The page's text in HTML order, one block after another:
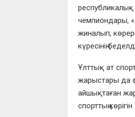
чемпиондары,
жиналып,
күресінің
Ұлттық ат
жарыстары да
айшықтаған
спорттың